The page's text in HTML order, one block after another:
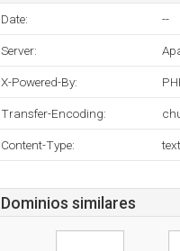
Date: --
Server:
X-Powered-By:
Transfer-Encoding:
Content-Type:
Dominios similares